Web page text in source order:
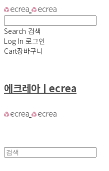
Search 검색
Log In 로그인
Cart장바구니
에크레아ㅣecrea